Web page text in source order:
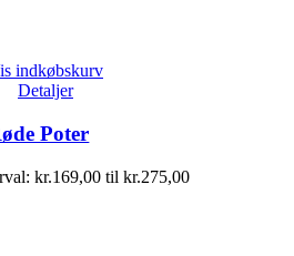
indkøbskurv
Detaljer
Poter
kr.169,00 til kr.275,00